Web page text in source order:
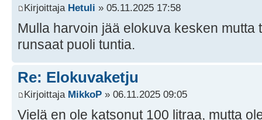
Kirjoittaja Hetuli » 05.11.2025 17:58
Mulla harvoin jää elokuva kesken mutta
runsaat puoli tuntia.
Re: Elokuvaketju
Kirjoittaja MikkoP » 06.11.2025 09:05
Vielä en ole katsonut 100 litraa, mutta